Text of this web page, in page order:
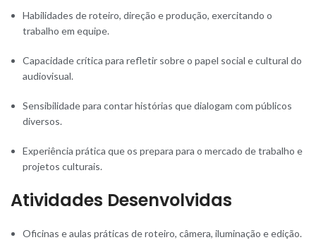
Habilidades de roteiro, direção e produção, exercitando o
trabalho em equipe.
Capacidade crítica para refletir sobre o papel social e cultural do
audiovisual.
Sensibilidade para contar histórias que dialogam com públicos
diversos.
Experiência prática que os prepara para o mercado de trabalho e
projetos culturais.
Atividades Desenvolvidas
Oficinas e aulas práticas de roteiro, câmera, iluminação e edição.